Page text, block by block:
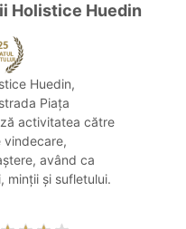
Holistice Huedin
Huedin,
Piața
activitatea către
vindecare,
având ca
minții și sufletului.